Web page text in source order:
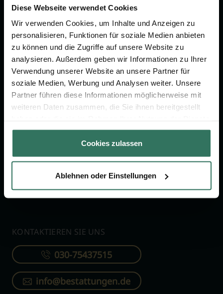
Diese Webseite verwendet Cookies
Wir verwenden Cookies, um Inhalte und Anzeigen zu
personalisieren, Funktionen für soziale Medien anbieten
zu können und die Zugriffe auf unsere Website zu
analysieren. Außerdem geben wir Informationen zu Ihrer
Verwendung unserer Website an unsere Partner für
soziale Medien, Werbung und Analysen weiter. Unsere
Partner führen diese Informationen möglicherweise mit
weiteren Daten zusammen, die Sie ihnen bereitgestellt
gesammelt haben.
Cookies zulassen
Ablehnen oder Einstellungen
Vorsorge.
Jetzt beraten lassen
FÜR SIE
Vergleich
Verzeichnis
FÜR BESTATTER
Online-Portal
KONTAKTIEREN SIE UNS
030-75437515
info@bestattungen.de